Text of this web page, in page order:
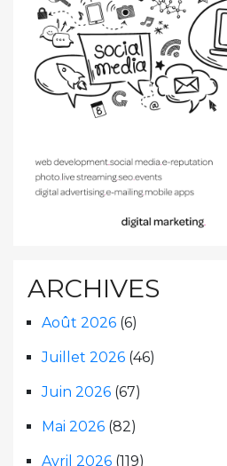
ARCHIVES
Août 2026 (6)
Juillet 2026 (46)
Juin 2026 (67)
Mai 2026 (82)
Avril 2026 (119)